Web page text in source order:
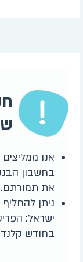
אנו
בחשבון
את תמורתם.
ניתן
בחודש